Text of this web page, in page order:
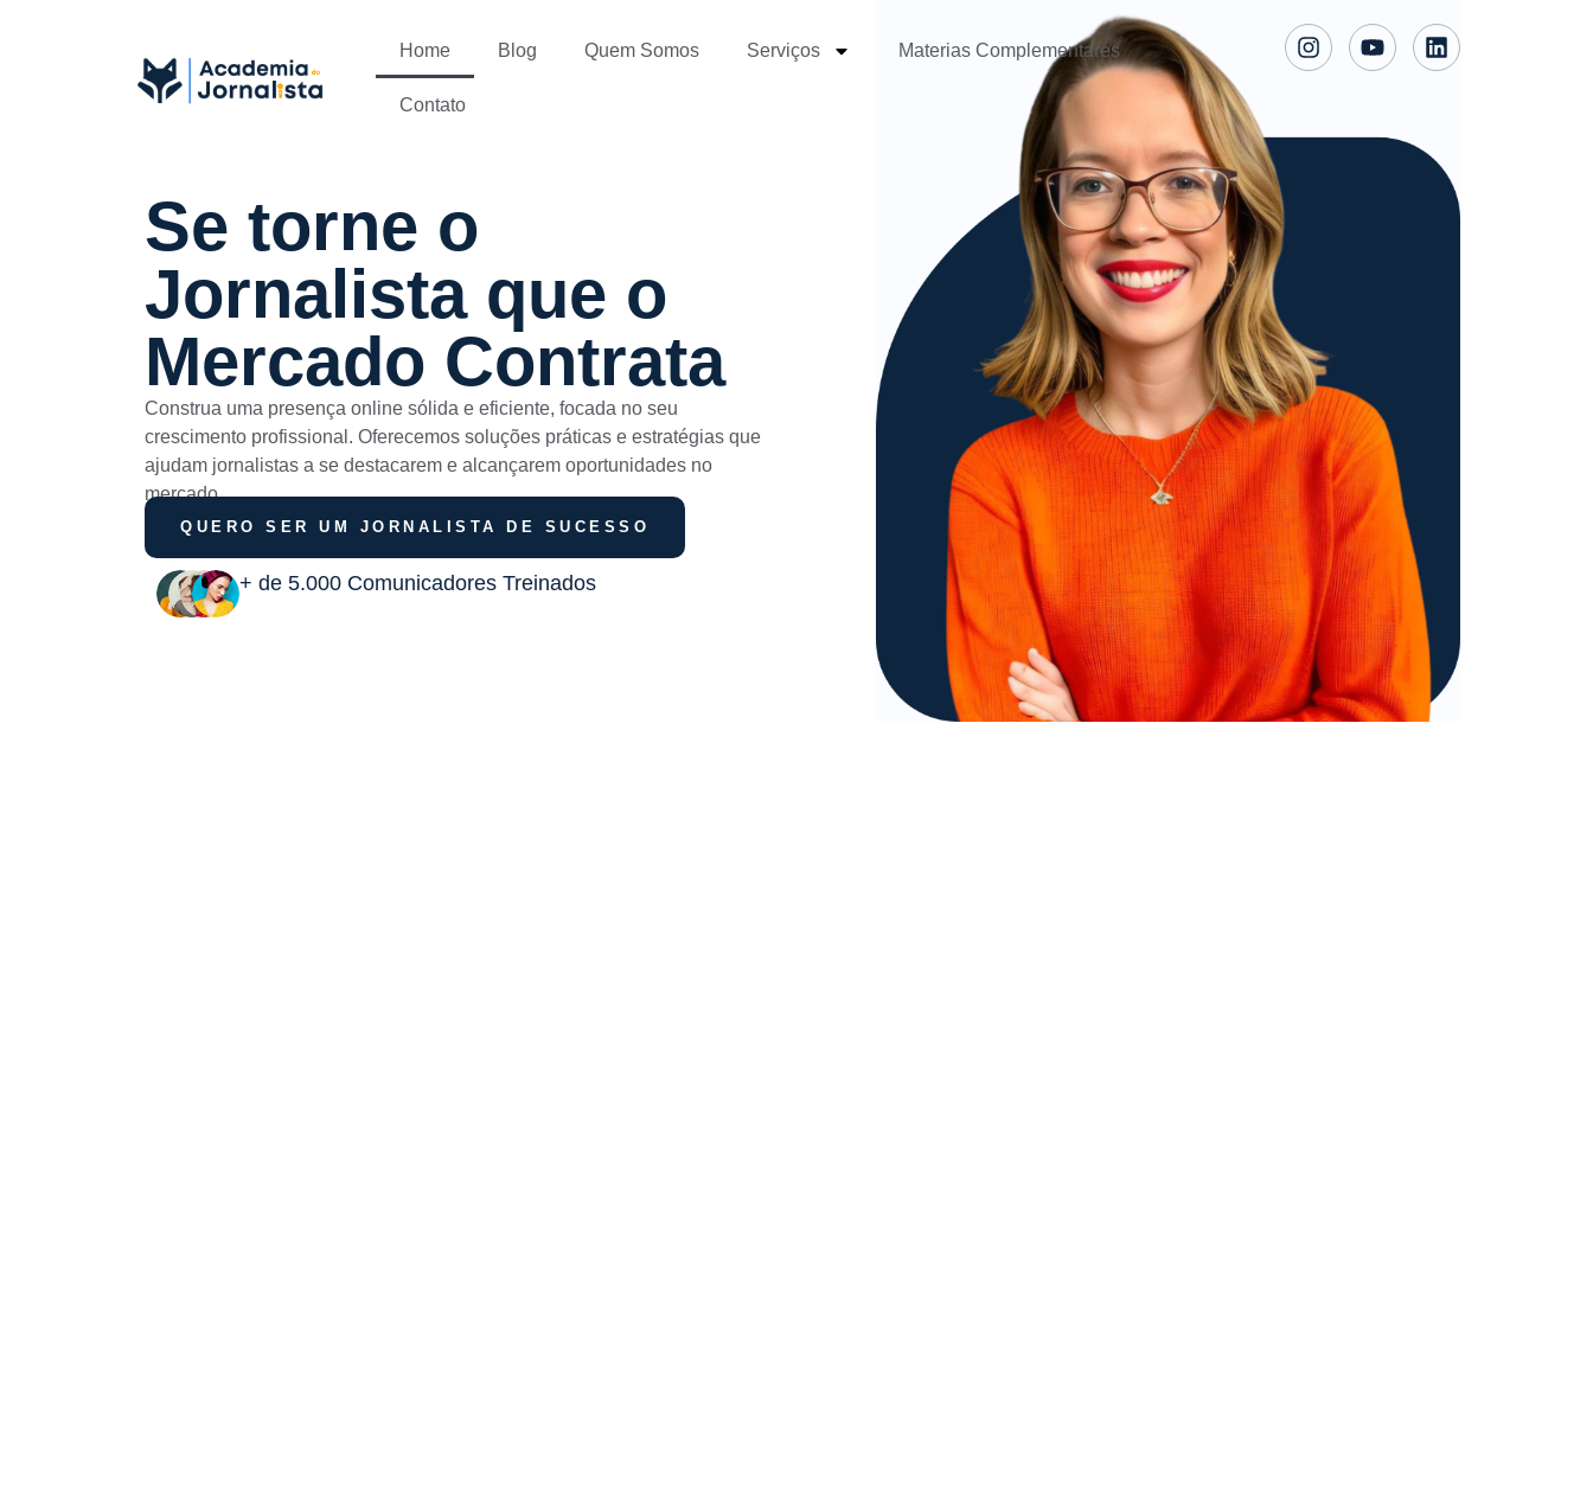
Home Blog Quem Somos Serviços Materias Complementares
Contato
Se torne o
Jornalista que o
Mercado Contrata
Construa uma presença online sólida e eficiente, focada no seu
crescimento profissional. Oferecemos soluções práticas e estratégias que
ajudam jornalistas a se destacarem e alcançarem oportunidades no
mercado.
QUERO SER UM JORNALISTA DE SUCESSO
+ de 5.000 Comunicadores Treinados